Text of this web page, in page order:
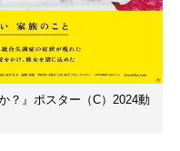
？』ポスター（C）2024動